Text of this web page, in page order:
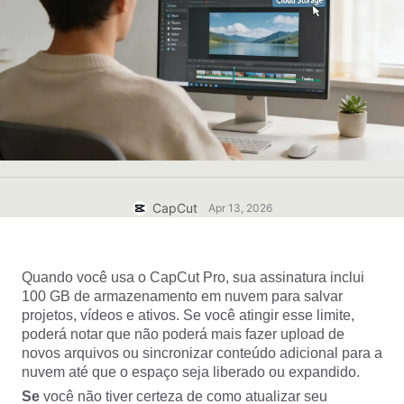
Texto e Áudio
Legendas automáticas
Modelos de legenda
Reconhecimento de fala
Aprimorar voz
Redução de ruído
Imagem
Marketing
Estilo de vida e vlogs
Design personalizado
Tendências do mercado
Principais escolhas
Tendências e dicas de modelos
Mais
Modelos para setores
Modelos de retrospectiva
Centro de confiança
Central de ajuda
Central de notícias
Sobre os Termos de Serviço do CapCut
Dreamina Seedance 2.0 Launch
Abrir o CapCut
CapCut Apr 13, 2026
Quando você usa o CapCut Pro, sua assinatura inclui
100 GB de armazenamento em nuvem para salvar
projetos, vídeos e ativos. Se você atingir esse limite,
poderá notar que não poderá mais fazer upload de
novos arquivos ou sincronizar conteúdo adicional para a
nuvem até que o espaço seja liberado ou expandido.
Se você não tiver certeza de como atualizar seu